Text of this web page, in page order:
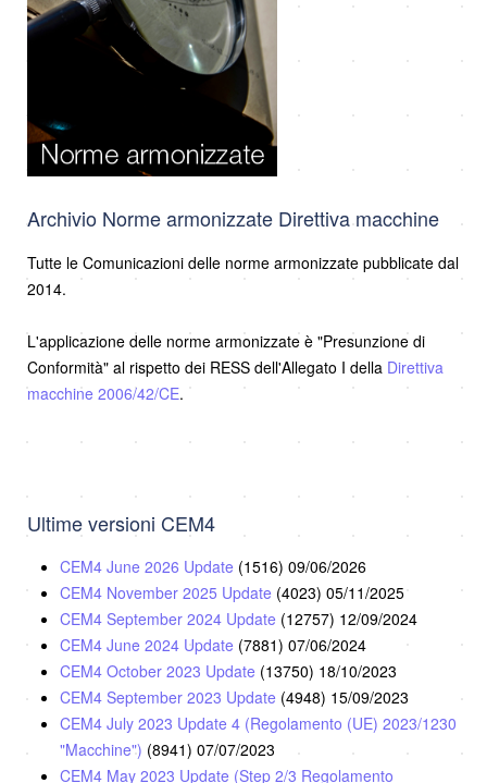
Archivio Norme armonizzate Direttiva macchine
Tutte le Comunicazioni delle norme armonizzate pubblicate dal
2014.
L'applicazione delle norme armonizzate è "Presunzione di
Conformità" al rispetto dei RESS dell'Allegato I della Direttiva
macchine 2006/42/CE.
Ultime versioni CEM4
CEM4 June 2026 Update (1516) 09/06/2026
CEM4 November 2025 Update (4023) 05/11/2025
CEM4 September 2024 Update (12757) 12/09/2024
CEM4 June 2024 Update (7881) 07/06/2024
CEM4 October 2023 Update (13750) 18/10/2023
CEM4 September 2023 Update (4948) 15/09/2023
CEM4 July 2023 Update 4 (Regolamento (UE) 2023/1230
"Macchine") (8941) 07/07/2023
CEM4 May 2023 Update (Step 2/3 Regolamento